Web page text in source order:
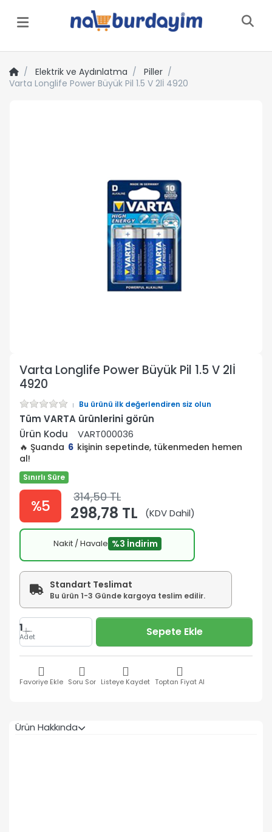
Menü
Elektrik ve Aydınlatma
Piller
Varta Longlife Power Büyük Pil 1.5 V 2lİ 4920
Varta Longlife Power Büyük Pil 1.5 V 2lİ
4920
Bu ürünü ilk değerlendiren siz olun
Tüm VARTA ürünlerini görün
Ürün Kodu
VART000036
🔥 Şuanda 6 kişinin sepetinde, tükenmeden hemen
al!
Sınırlı Süre
%5 314,50 TL
298,78 TL (KDV Dahil)
Nakit / Havale %3 İndirim
Standart Teslimat
Bu ürün 1-3 Günde kargoya teslim edilir.
1
Adet Sepete Ekle
Favoriye Ekle Soru Sor Listeye Kaydet Toptan Fiyat Al
Ürün Hakkında